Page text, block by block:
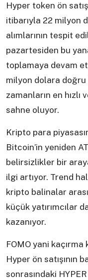
Hyper token ön
itibarıyla 22 milyon
alımlarının tespit
pazartesiden bu
toplamaya devam
milyon dolara doğru
zamanların en
sahne oluyor.
Kripto para
Bitcoin’in yeniden
belirsizlikler bir
ilgi artıyor. Trend
kripto balinalar
küçük yatırımcılar
kazanıyor.
FOMO yani
Hyper ön satışının
sonrasındaki